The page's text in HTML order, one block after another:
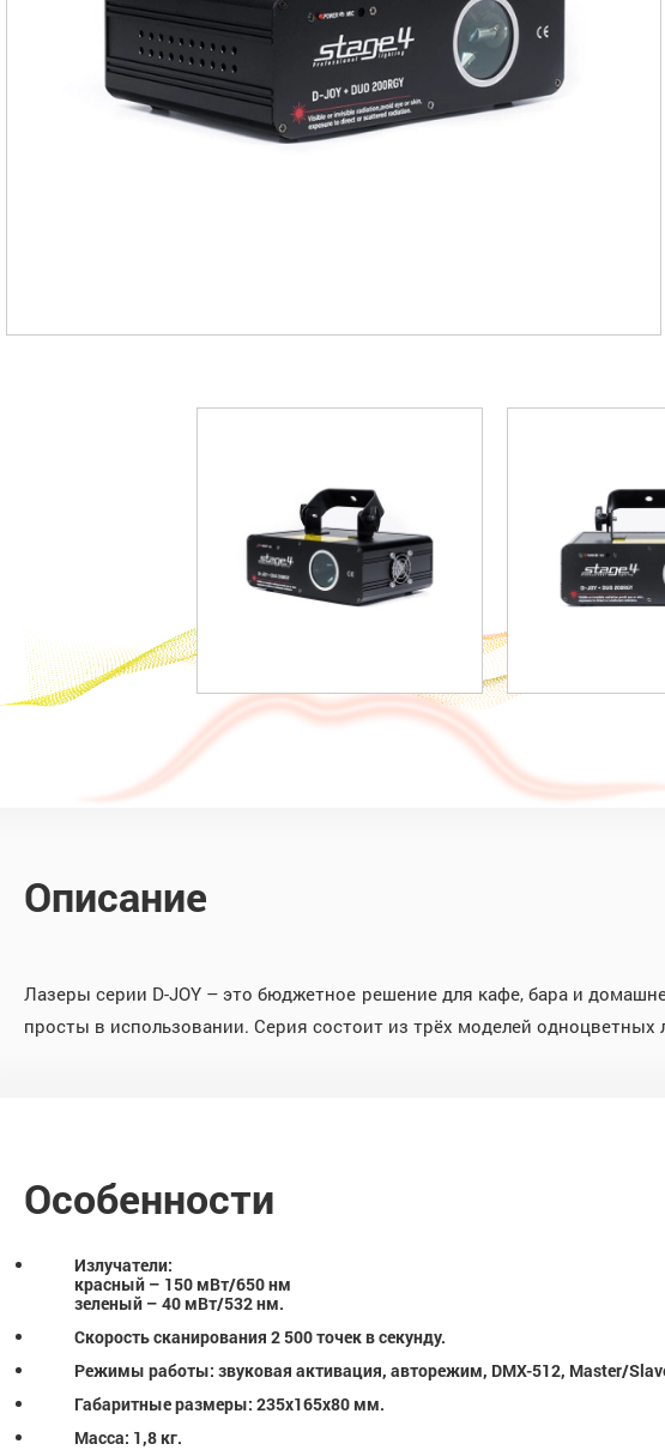
Описание
Лазеры серии D-JOY – это бюджетное решение для кафе, бара и
просты в использовании. Серия состоит из трёх моделей
Особенности
Излучатели:
красный – 150 мВт/650 нм
зеленый – 40 мВт/532 нм.
Скорость сканирования 2 500 точек в секунду.
Режимы работы: звуковая активация, авторежим, DMX-512, Master/
Габаритные размеры: 235х165х80 мм.
Масса: 1,8 кг.